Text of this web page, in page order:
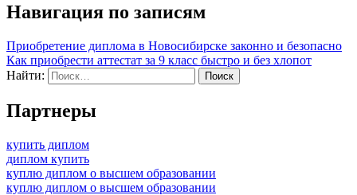
Навигация по записям
Приобретение диплома в Новосибирске законно и безопасно
Как приобрести аттестат за 9 класс быстро и без хлопот
Найти:
Партнеры
купить диплом
диплом купить
куплю диплом о высшем образовании
куплю диплом о высшем образовании